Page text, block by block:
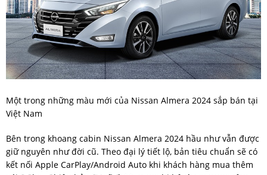
Một trong những màu mới của Nissan Almera 2024 sắp bán tại
Việt Nam
Bên trong khoang cabin Nissan Almera 2024 hầu như vẫn được
giữ nguyên như đời cũ. Theo đại lý tiết lộ, bản tiêu chuẩn sẽ có
kết nối Apple CarPlay/Android Auto khi khách hàng mua thêm